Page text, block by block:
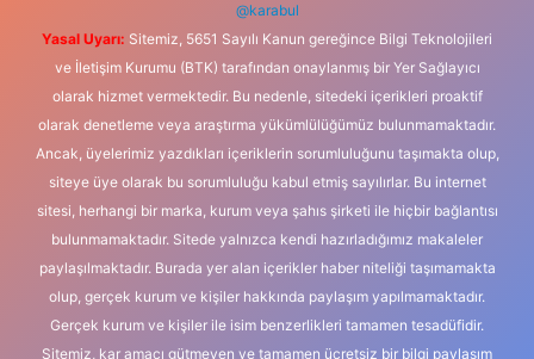
@karabul
Yasal Uyarı: Sitemiz, 5651 Sayılı Kanun gereğince Bilgi Teknolojileri
ve İletişim Kurumu (BTK) tarafından onaylanmış bir Yer Sağlayıcı
olarak hizmet vermektedir. Bu nedenle, sitedeki içerikleri proaktif
olarak denetleme veya araştırma yükümlülüğümüz bulunmamaktadır.
Ancak, üyelerimiz yazdıkları içeriklerin sorumluluğunu taşımakta olup,
siteye üye olarak bu sorumluluğu kabul etmiş sayılırlar. Bu internet
sitesi, herhangi bir marka, kurum veya şahıs şirketi ile hiçbir bağlantısı
bulunmamaktadır. Sitede yalnızca kendi hazırladığımız makaleler
paylaşılmaktadır. Burada yer alan içerikler haber niteliği taşımamakta
olup, gerçek kurum ve kişiler hakkında paylaşım yapılmamaktadır.
Gerçek kurum ve kişiler ile isim benzerlikleri tamamen tesadüfidir.
Sitemiz, kar amacı gütmeyen ve tamamen ücretsiz bir bilgi paylaşım